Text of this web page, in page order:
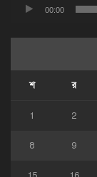
00:00
শ র
1 2
8 9